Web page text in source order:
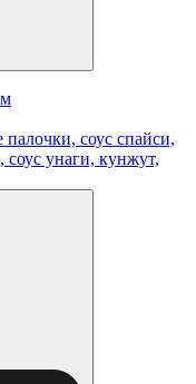
соус спайси,
соус унаги, кунжут,